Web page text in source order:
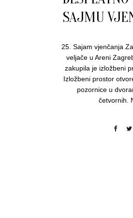
SAJMU
25. Sajam vjenčanja
veljače u Areni
zakupila je izložbeni
Izložbeni prostor
pozornice u
četvornih.